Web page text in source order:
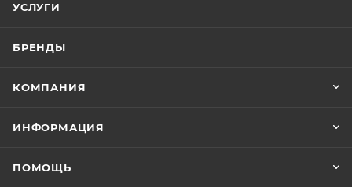
УСЛУГИ
БРЕНДЫ
КОМПАНИЯ
ИНФОРМАЦИЯ
ПОМОЩЬ